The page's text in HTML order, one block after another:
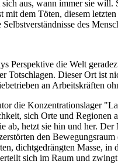
aus, wann immer sie
mit dem Töten, diesem
des
Perspektive die Welt
Totschlagen. Dieser Ort ist
an Arbeitskräften
die Konzentrationslager
sich Orte und Regionen
ab, hetzt sie hin und her.
den
dichtgedrängten Masse,
sich im Raum und